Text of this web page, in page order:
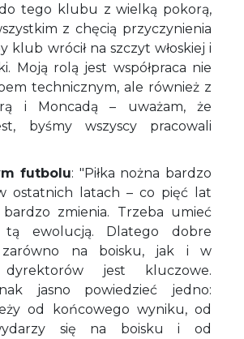
tego klubu z wielką pokorą,
z chęcią przyczynienia
klub wrócił na szczyt włoskiej i
Moją rolą jest współpraca nie
technicznym, ale również z
i Moncadą – uważam, że
byśmy wszyscy pracowali
futbolu: "Piłka nożna bardzo
ostatnich latach – co pięć lat
zmienia. Trzeba umieć
tą ewolucją. Dlatego dobre
zarówno na boisku, jak i w
dyrektorów jest kluczowe.
jasno powiedzieć jedno:
od końcowego wyniku, od
się na boisku i od